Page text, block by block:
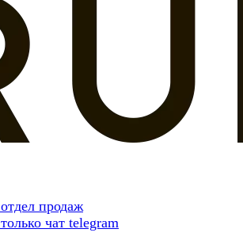
отдел продаж
только чат telegram